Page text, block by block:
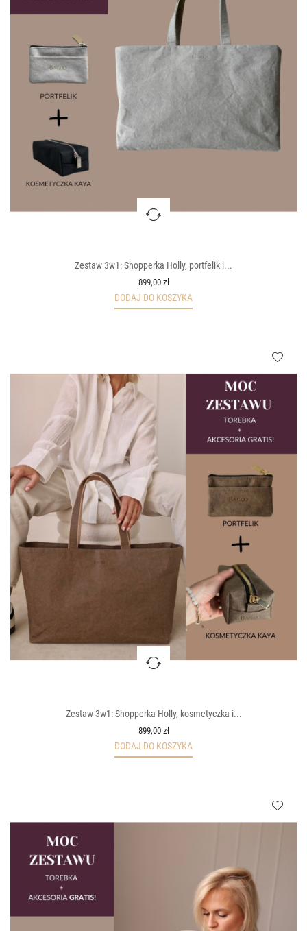
Zestaw 3w1: Shopperka Holly, portfelik i...
899,00 zł
DODAJ DO KOSZYKA
Zestaw 3w1: Shopperka Holly, kosmetyczka i...
899,00 zł
DODAJ DO KOSZYKA